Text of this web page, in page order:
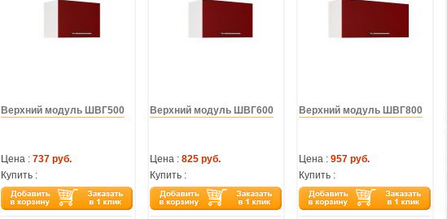
Верхний модуль ШВГ500
Цена : 737 руб.
Купить :
Верхний модуль ШВГ600
Цена : 825 руб.
Купить :
Верхний модуль ШВГ800
Цена : 957 руб.
Купить :